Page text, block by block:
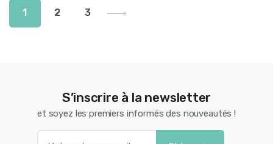
1 2 3
S’inscrire à la newsletter
et soyez les premiers informés des nouveautés !